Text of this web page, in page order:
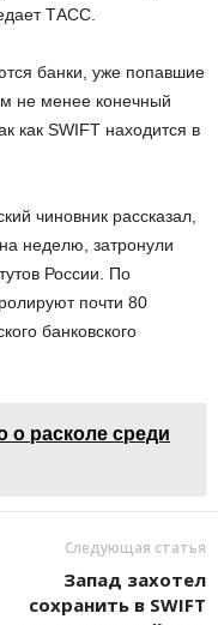
ТАСС.
банки, уже попавшие
не менее конечный
как SWIFT находится в
чиновник рассказал,
неделю, затронули
России. По
почти 80
банковского
о расколе среди
Следующая статья
Запад захотел
сохранить в SWIFT